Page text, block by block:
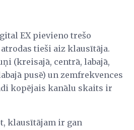
EX pievieno trešo
tieši aiz klausītāja.
(kreisajā, centrā, labajā,
pusē) un zemfrekvences
kopējais kanālu skaits ir
klausītājam ir gan